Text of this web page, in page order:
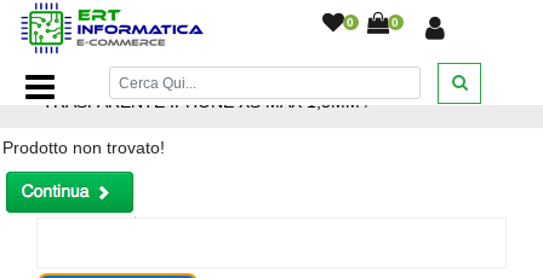
0 0
Home Page/CUSTODIA COVER GOMMA TPU SOTTILE
TRASPARENTE IPHONE XS MAX 1,5MM/
Prodotto non trovato!